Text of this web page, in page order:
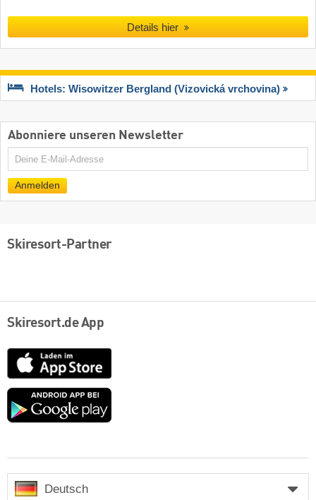
Details hier
Hotels: Wisowitzer Bergland (Vizovická vrchovina)
Abonniere unseren Newsletter
E-
Anmelden
Skiresort-Partner
Skiresort.de App
App
Store
Google
Deutsch